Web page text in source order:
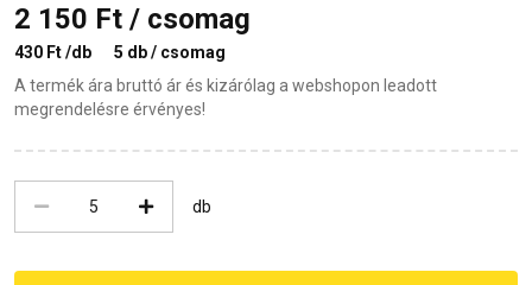
2 150 Ft / csomag
430 Ft /db
5 db / csomag
A termék ára bruttó ár és kizárólag a webshopon leadott
megrendelésre érvényes!
db